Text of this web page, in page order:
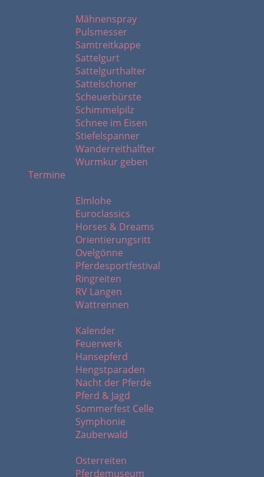
Mähnenspray
Pulsmesser
Samtreitkappe
Sattelgurt
Sattelgurthalter
Sattelschoner
Scheuerbürste
Schimmelpilz
Schnee im Eisen
Stiefelspanner
Wanderreithalfter
Wurmkur geben
Termine
Elmlohe
Euroclassics
Horses & Dreams
Orientierungsritt
Ovelgönne
Pferdesportfestival
Ringreiten
RV Langen
Wattrennen
Kalender
Feuerwerk
Hansepferd
Hengstparaden
Nacht der Pferde
Pferd & Jagd
Sommerfest Celle
Symphonie
Zauberwald
Osterreiten
Pferdemuseum